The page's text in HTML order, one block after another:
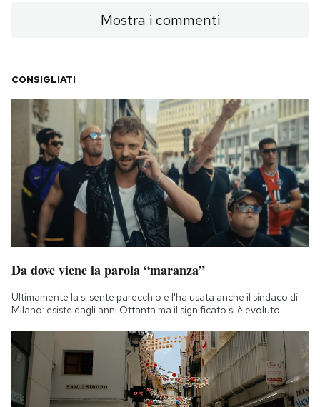
Mostra i commenti
CONSIGLIATI
Da dove viene la parola “maranza”
Ultimamente la si sente parecchio e l'ha usata anche il sindaco di
Milano: esiste dagli anni Ottanta ma il significato si è evoluto